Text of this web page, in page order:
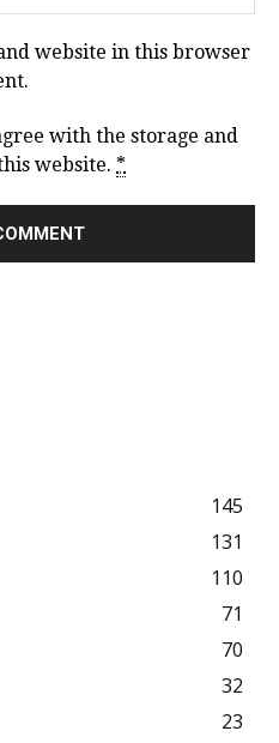
website in this browser
with the storage and
website. *
145
131
110
71
70
32
23